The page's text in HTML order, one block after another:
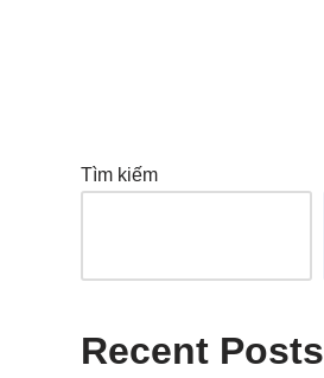
Tìm kiếm
Recent Posts